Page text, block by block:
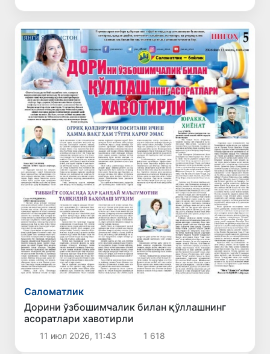
Саломатлик
Дорини ўзбошимчалик билан қўллашнинг
асоратлари хавотирли
11 июл 2026, 11:43 1 618